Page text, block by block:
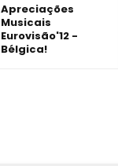
Apreciações
Musicais
Eurovisão'12 -
Bélgica!